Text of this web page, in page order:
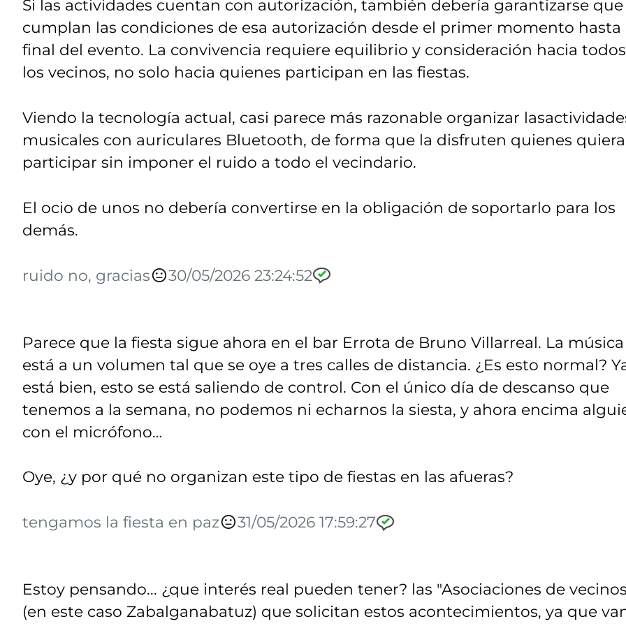
Si las actividades cuentan con autorización, también debería garantizarse que
cumplan las condiciones de esa autorización desde el primer momento hasta
final del evento. La convivencia requiere equilibrio y consideración hacia todos
los vecinos, no solo hacia quienes participan en las fiestas.
Viendo la tecnología actual, casi parece más razonable organizar
musicales con auriculares Bluetooth, de forma que la disfruten quienes
participar sin imponer el ruido a todo el vecindario.
El ocio de unos no debería convertirse en la obligación de soportarlo para los
demás.
ruido no, gracias 30/05/2026 23:24:52
Parece que la fiesta sigue ahora en el bar Errota de Bruno Villarreal. La música
está a un volumen tal que se oye a tres calles de distancia. ¿Es esto normal?
está bien, esto se está saliendo de control. Con el único día de descanso que
tenemos a la semana, no podemos ni echarnos la siesta, y ahora encima
con el micrófono…
Oye, ¿y por qué no organizan este tipo de fiestas en las afueras?
tengamos la fiesta en paz 31/05/2026 17:59:27
Estoy pensando... ¿que interés real pueden tener? las "Asociaciones de
(en este caso Zabalganabatuz) que solicitan estos acontecimientos, ya que